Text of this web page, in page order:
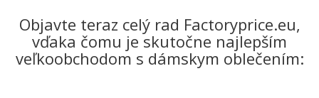
Objavte teraz celý rad Factoryprice.eu,
vďaka čomu je skutočne najlepším
veľkoobchodom s dámskym oblečením: